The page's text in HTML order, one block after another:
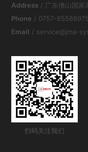
Address / 广东佛山国家
Phone / 0757-85588975
Email / service@jma-
扫码关注我们